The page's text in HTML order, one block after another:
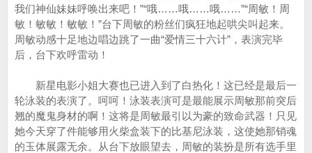
我们神仙妹妹呼唤出来吧！”“哦……哦……哦……”“周敏！周
敏！敏敏！敏敏！”台下周敏的粉丝们疯狂地起哄尖叫起来。
周敏动感十足地边唱边跳了一曲“爱情三十六计”，表演完毕
后，台下欢呼雷动！
新星电影小姐大赛也已进入到了白热化！这已经是最后一
轮泳装的表演了。呵呵！泳装表演可是最能展示周敏那前突后
翘的魔鬼身材的啊！这将是周敏最引以为豪的致命武器！只见
她今天穿了件能够用火柴盒装下的比基尼泳装，这使她那销魂
的玉体展露无余。从台下放眼望去，周敏的装扮是所有选手里